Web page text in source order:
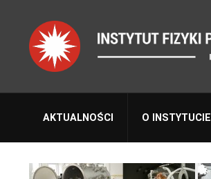
AKTUALNOŚCI O INSTYTUCIE